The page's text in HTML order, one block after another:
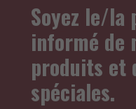
Soyez le/la
informé de
produits et
spéciales.